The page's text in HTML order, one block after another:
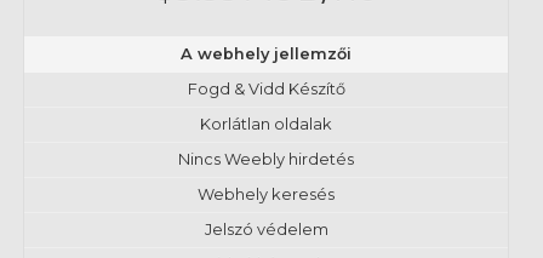
A webhely jellemzői
Fogd & Vidd Készítő
Korlátlan oldalak
Nincs Weebly hirdetés
Webhely keresés
Jelszó védelem